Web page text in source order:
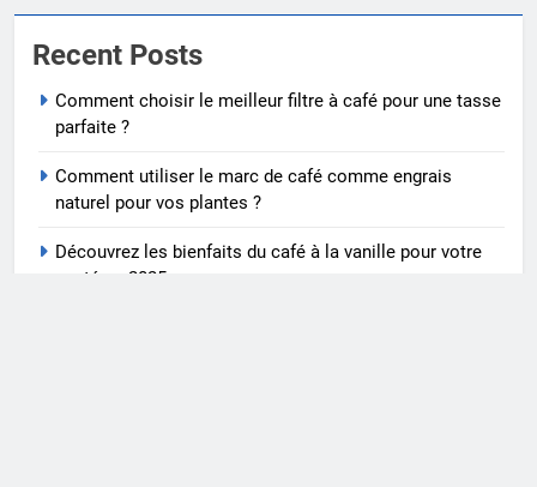
Recent Posts
Comment choisir le meilleur filtre à café pour une tasse
parfaite ?
Comment utiliser le marc de café comme engrais
naturel pour vos plantes ?
Découvrez les bienfaits du café à la vanille pour votre
santé en 2025